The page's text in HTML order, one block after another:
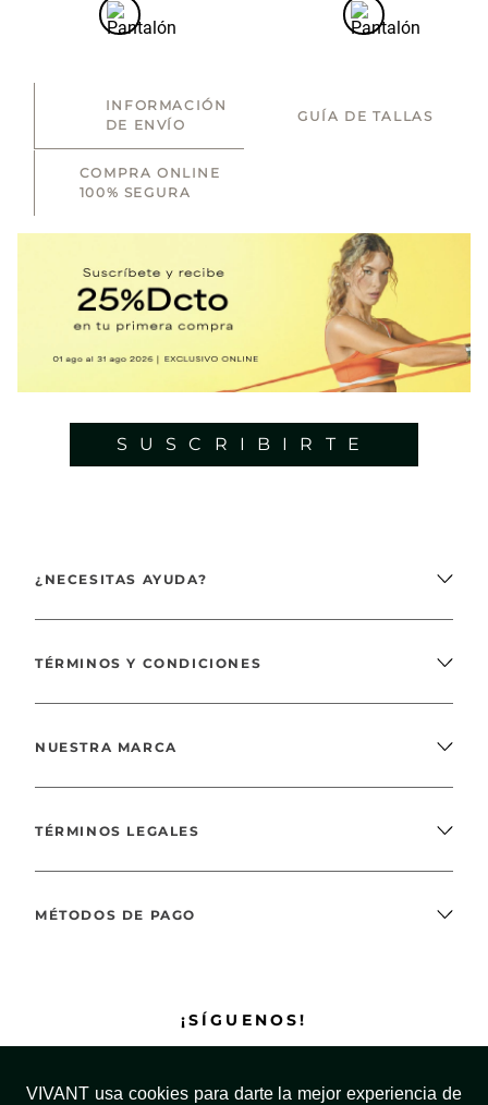
VIVANT usa cookies para darte la mejor experiencia de
INFORMACIÓN
DE ENVÍO
GUÍA DE TALLAS
COMPRA ONLINE
100% SEGURA
SUSCRIBIRTE
¿NECESITAS AYUDA?
TÉRMINOS Y CONDICIONES
NUESTRA MARCA
TÉRMINOS LEGALES
MÉTODOS DE PAGO
¡SÍGUENOS!